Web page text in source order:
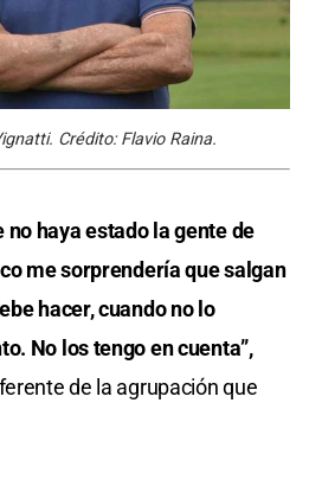
Crédito: Flavio Raina.
no haya estado la gente de
me sorprendería que salgan
hacer, cuando no lo
No los tengo en cuenta”,
de la agrupación que